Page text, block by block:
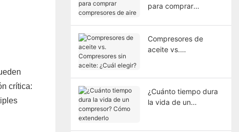
crítica:
para comprar
Compresores de
aceite vs.
¿Cuánto tiempo dura
la vida de un